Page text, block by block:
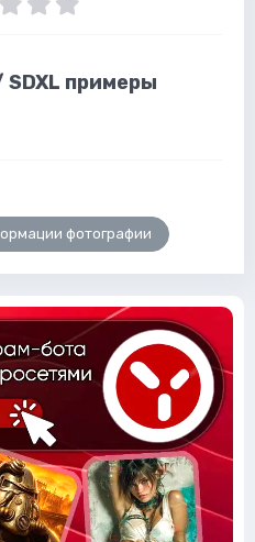
примеры
фотографии